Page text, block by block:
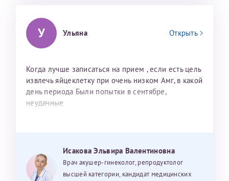
У Ульяна Открыть
Когда лучше записаться на прием , если есть цель
извлечь яйцеклетку при очень низком Амг, в какой
день периода Были попытки в сентябре,
неудачные
Исакова Эльвира Валентиновна
Врач акушер-гинеколог, репродуктолог
высшей категории, кандидат медицинских